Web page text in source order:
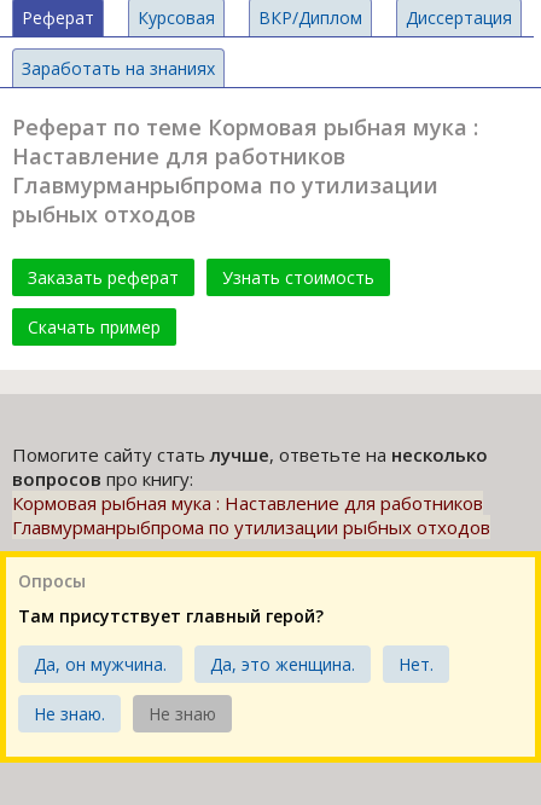
Реферат Курсовая ВКР/Диплом Диссертация
Заработать на знаниях
Реферат по теме Кормовая рыбная мука :
Наставление для работников
Главмурманрыбпрома по утилизации
рыбных отходов
Заказать реферат Узнать стоимость
Скачать пример
Помогите сайту статьлучше, ответьте на несколько
вопросов про книгу:
Кормовая рыбная мука : Наставление для работников
Главмурманрыбпрома по утилизации рыбных отходов
Опросы
Там присутствует главный герой?
Да, он мужчина. Да, это женщина. Нет.
Не знаю. Не знаю